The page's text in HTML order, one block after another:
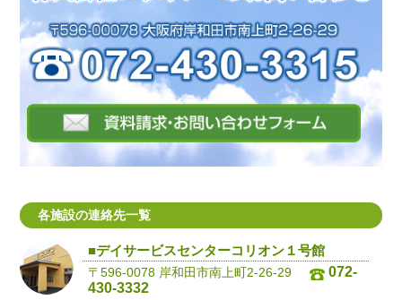
各施設の連絡先一覧
■デイサービスセンターコリオン１号館
〒596-0078 岸和田市南上町2-26-29
072-
430-3332